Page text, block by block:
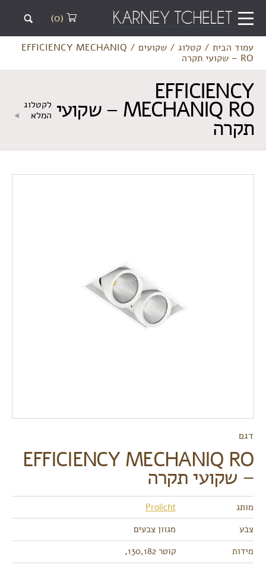
(0)
עמוד הבית/ קטלוג/ שקועים/
EFFICIENCY MECHANIQ
RO – שקועי תקרה
EFFICIENCY
MECHANIQ RO – שקועי
תקרה
לקטלוג
המלא
דגם
EFFICIENCY MECHANIQ RO
– שקועי תקרה
מותג
Prolicht
צבע
מגוון צבעים
מידות
קוטר 130,182,